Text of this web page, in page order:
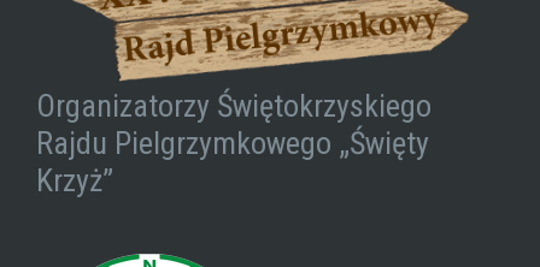
Organizatorzy Świętokrzyskiego
Rajdu Pielgrzymkowego „Święty
Krzyż”